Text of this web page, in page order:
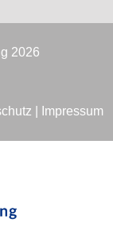
2026
Impressum